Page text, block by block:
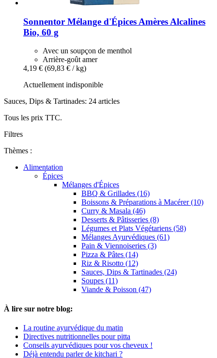
Sonnentor Mélange d'Épices Amères Alcalines
Bio, 60 g
Avec un soupçon de menthol
Arrière-goût amer
4,19 € (69,83 € / kg)
Actuellement indisponible
Sauces, Dips & Tartinades: 24 articles
Tous les prix TTC.
Filtres
Thèmes :
Alimentation
Épices
Mélanges d'Épices
BBQ & Grillades (16)
Boissons & Préparations à Macérer (10)
Curry & Masala (46)
Desserts & Pâtisseries (8)
Légumes et Plats Végétariens (58)
Mélanges Ayurvédiques (61)
Pain & Viennoiseries (3)
Pizza & Pâtes (14)
Riz & Risotto (12)
Sauces, Dips & Tartinades (24)
Soupes (11)
Viande & Poisson (47)
À lire sur notre blog:
La routine ayurvédique du matin
Directives nutritionnelles pour pitta
Conseils ayurvédiques pour vos cheveux !
Déjà entendu parler de kitchari ?